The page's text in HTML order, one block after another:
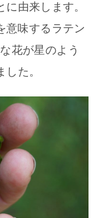
由来します。
意味するラテン
花が星のよう
た。